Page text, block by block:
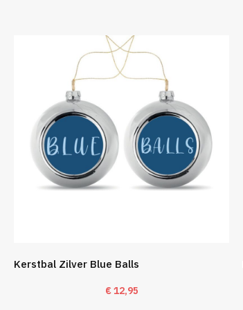
Kerstbal Zilver Blue Balls
€12,95